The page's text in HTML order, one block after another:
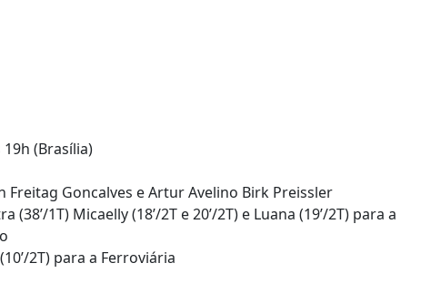
(Brasília)
Freitag Goncalves e Artur Avelino Birk Preissler
(38’/1T) Micaelly (18’/2T e 20’/2T) e Luana (19’/2T) para a
2T) para a Ferroviária